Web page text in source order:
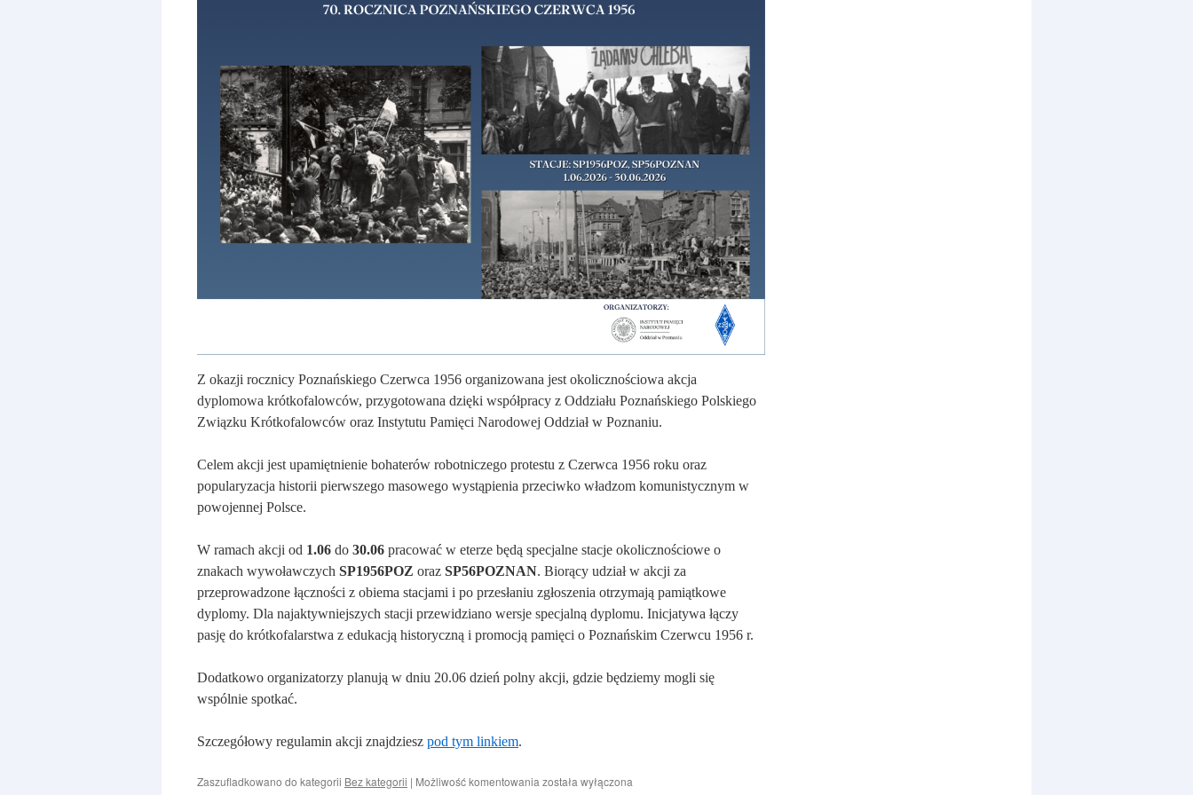
Z okazji rocznicy Poznańskiego Czerwca 1956 organizowana jest okolicznościowa akcja
dyplomowa krótkofalowców, przygotowana dzięki współpracy z Oddziału Poznańskiego Polskiego
Związku Krótkofalowców oraz Instytutu Pamięci Narodowej Oddział w Poznaniu.
Celem akcji jest upamiętnienie bohaterów robotniczego protestu z Czerwca 1956 roku oraz
popularyzacja historii pierwszego masowego wystąpienia przeciwko władzom komunistycznym w
powojennej Polsce.
W ramach akcji od 1.06 do 30.06 pracować w eterze będą specjalne stacje okolicznościowe o
znakach wywoławczych SP1956POZ oraz SP56POZNAN. Biorący udział w akcji za
przeprowadzone łączności z obiema stacjami i po przesłaniu zgłoszenia otrzymają pamiątkowe
dyplomy. Dla najaktywniejszych stacji przewidziano wersje specjalną dyplomu. Inicjatywa łączy
pasję do krótkofalarstwa z edukacją historyczną i promocją pamięci o Poznańskim Czerwcu 1956 r.
Dodatkowo organizatorzy planują w dniu 20.06 dzień polny akcji, gdzie będziemy mogli się
wspólnie spotkać.
Szczegółowy regulamin akcji znajdziesz pod tym linkiem.
Zaszufladkowano do kategorii Bez kategorii | Możliwość komentowania Poznański
została wyłączona